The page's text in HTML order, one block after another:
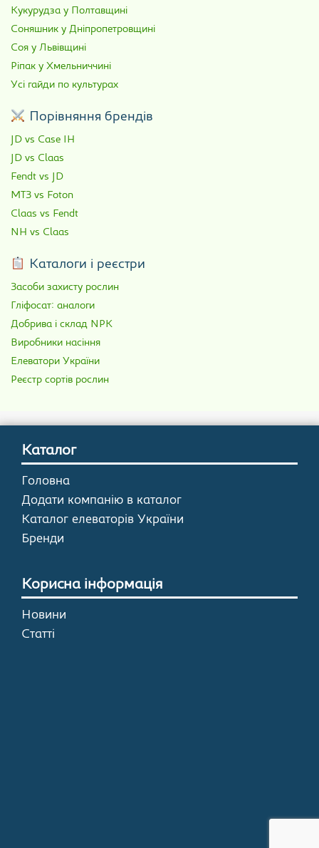
Кукурудза у Полтавщині
Соняшник у Дніпропетровщині
Соя у Львівщині
Ріпак у Хмельниччині
Усі гайди по культурах
Порівняння брендів
JD vs Case IH
JD vs Claas
Fendt vs JD
МТЗ vs Foton
Claas vs Fendt
NH vs Claas
Каталоги і реєстри
Засоби захисту рослин
Гліфосат: аналоги
Добрива і склад NPK
Виробники насіння
Елеватори України
Реєстр сортів рослин
Каталог
Головна
Додати компанію в каталог
Каталог елеваторів України
Бренди
Корисна інформація
Новини
Статті